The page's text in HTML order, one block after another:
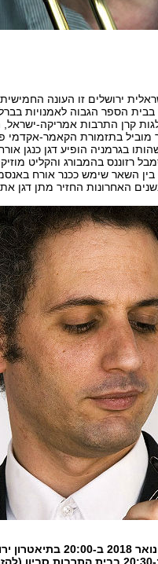
ירושלים זו העונה
בבית הספר הגבוה לאמנויות
קרן התרבות אמריקה-ישראל,
מתן דגן כנר מוביל בתזמורת הקאמר-
בגרמניה הופיע דגן כנגן
רזוננס בהמבורג והקליט מוזיקה
בין השאר שימש ככנר אורח